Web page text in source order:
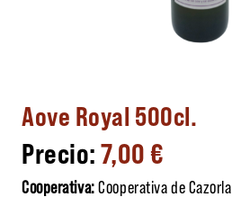
Aove Royal 500cl.
7,00€
Cooperativa:Cooperativa de Cazorla